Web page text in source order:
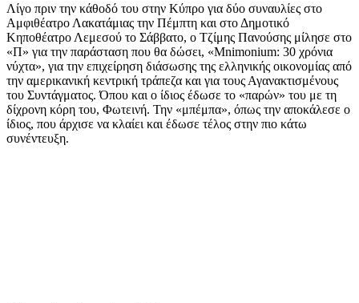
Λίγο πριν την κάθοδό του στην Κύπρο για δύο συναυλίες στο
Αμφιθέατρο Λακατάμιας την Πέμπτη και στο Δημοτικό
Κηποθέατρο Λεμεσού το Σάββατο, ο Τζίμης Πανούσης μίλησε στο
«Π» για την παράσταση που θα δώσει, «Mnimonium: 30 χρόνια
νύχτα», για την επιχείρηση διάσωσης της ελληνικής οικονομίας από
την αμερικανική κεντρική τράπεζα και για τους Αγανακτισμένους
του Συντάγματος. Όπου και ο ίδιος έδωσε το «παρών» του με τη
δίχρονη κόρη του, Φωτεινή. Την «μπέμπα», όπως την αποκάλεσε ο
ίδιος, που άρχισε να κλαίει και έδωσε τέλος στην πιο κάτω
συνέντευξη.